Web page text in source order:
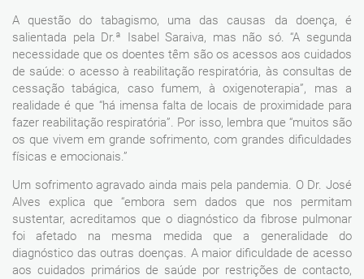
A questão do tabagismo, uma das causas da doença, é
salientada pela Dr.ª Isabel Saraiva, mas não só. “A segunda
necessidade que os doentes têm são os acessos aos cuidados
de saúde: o acesso à reabilitação respiratória, às consultas de
cessação tabágica, caso fumem, à oxigenoterapia”, mas a
realidade é que “há imensa falta de locais de proximidade para
fazer reabilitação respiratória”. Por isso, lembra que “muitos são
os que vivem em grande sofrimento, com grandes dificuldades
físicas e emocionais.”
Um sofrimento agravado ainda mais pela pandemia. O Dr. José
Alves explica que “embora sem dados que nos permitam
sustentar, acreditamos que o diagnóstico da fibrose pulmonar
foi afetado na mesma medida que a generalidade do
diagnóstico das outras doenças. A maior dificuldade de acesso
aos cuidados primários de saúde por restrições de contacto,